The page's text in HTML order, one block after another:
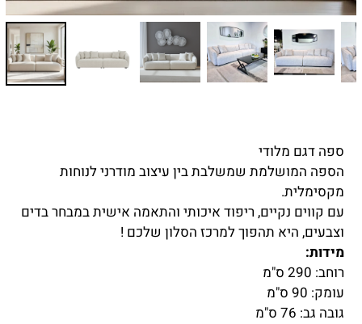
ספה דגם מלודי
הספה המושלמת שמשלבת בין עיצוב מודרני לנוחות
מקסימלית.
עם קווים נקיים, ריפוד איכותי והתאמה אישית במבחר בדים
וצבעים, היא תהפוך למרכז הסלון שלכם !
מידות:
רוחב: 290 ס"מ
עומק: 90 ס"מ
גובה גב: 76 ס"מ